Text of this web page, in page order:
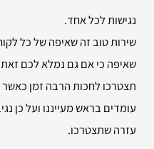
נגישות לכל אחד.
שירות טוב זה שאיפה של כל
שאיפה כי אם גם נמלא לכם
תצטרכו לחכות הרבה זמן
עומדים בראש מעייננו ועל כן
עזרה שתצטרכו.